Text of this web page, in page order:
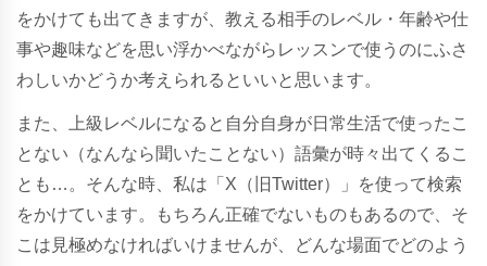
をかけても出てきますが、教える相手のレベル・年齢や仕
事や趣味などを思い浮かべながらレッスンで使うのにふさ
わしいかどうか考えられるといいと思います。
また、上級レベルになると自分自身が日常生活で使ったこ
とない（なんなら聞いたことない）語彙が時々出てくるこ
とも…。そんな時、私は「X（旧Twitter）」を使って検索
をかけています。もちろん正確でないものもあるので、そ
こは見極めなければいけませんが、どんな場面でどのよう